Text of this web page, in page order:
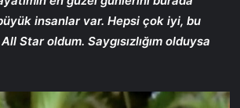
insanlar var. Hepsi çok iyi, bu
Star oldum. Saygısızlığım olduysa